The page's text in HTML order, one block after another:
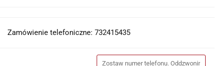
Zamówienie telefoniczne: 732415435